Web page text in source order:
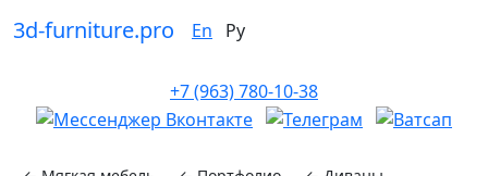
3d-furniture.pro En Ру
+7 (963) 780-10-38